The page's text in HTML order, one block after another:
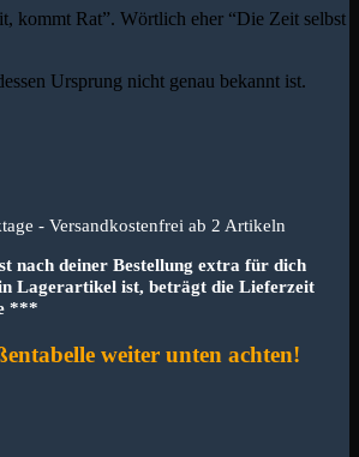
kommt Rat”. Wörtlich eher “Die Zeit selbst
Ursprung nicht genau bekannt ist.
- Versandkostenfrei ab 2 Artikeln
nach deiner Bestellung extra für dich
Lagerartikel ist, beträgt die Lieferzeit
***
weiter unten achten!